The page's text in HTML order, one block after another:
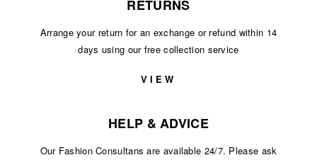
RETURNS
Arrange your return for an exchange or refund within 14
days using our free collection service
VIEW
HELP & ADVICE
Our Fashion Consultans are available 24/7. Please ask